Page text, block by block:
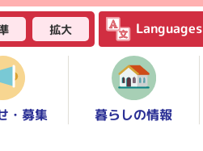
拡大 Languages
・募集 暮らしの情報